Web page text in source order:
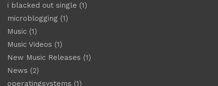
i blacked out single (1)
microblogging (1)
Music (1)
Music Videos (1)
New Music Releases (1)
News (2)
operatingsystems (1)